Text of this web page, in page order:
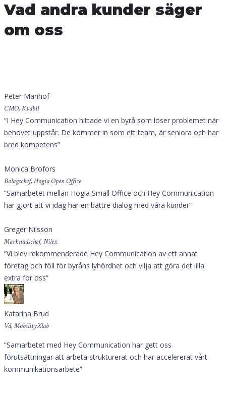
Vad andra kunder säger
om oss
Peter Manhof
CMO, Kvdbil
“I Hey Communication hittade vi en byrå som löser problemet när
behovet uppstår. De kommer in som ett team, är seniora och har
bred kompetens”
Monica Brofors
Bolagschef, Hogia Open Office
”Samarbetet mellan Hogia Small Office och Hey Communication
har gjort att vi idag har en bättre dialog med våra kunder”
Greger Nilsson
Marknadschef, Nilex
”Vi blev rekommenderade Hey Communication av ett annat
företag och föll för byråns lyhördhet och vilja att göra det lilla
extra för oss”
Katarina Brud
Vd, MobilityXlab
”Samarbetet med Hey Communication har gett oss
förutsättningar att arbeta strukturerat och har accelererat vårt
kommunikationsarbete”